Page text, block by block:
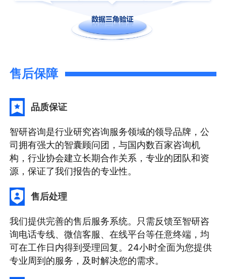
售后保障
品质保证
智研咨询是行业研究咨询服务领域的领导品牌，公
司拥有强大的智囊顾问团，与国内数百家咨询机
构，行业协会建立长期合作关系，专业的团队和资
源，保证了我们报告的专业性。
售后处理
我们提供完善的售后服务系统。只需反馈至智研咨
询电话专线、微信客服、在线平台等任意终端，均
可在工作日内得到受理回复。24小时全面为您提供
专业周到的服务，及时解决您的需求。